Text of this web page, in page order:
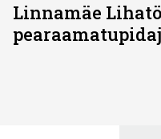
Linnamäe